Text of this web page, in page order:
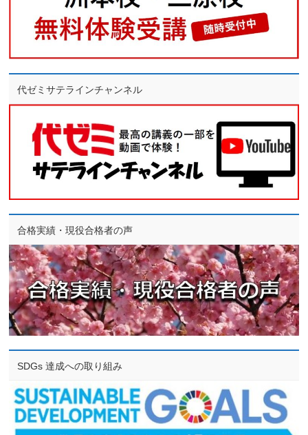
代ゼミサテラインチャンネル
合格実績・現役合格者の声
SDGs 達成への取り組み